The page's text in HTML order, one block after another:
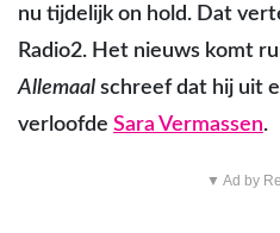
nu tijdelijk on hold. Dat
Radio2. Het nieuws komt
Allemaal schreef dat hij uit
verloofde Sara Vermassen.
▼ Ad by